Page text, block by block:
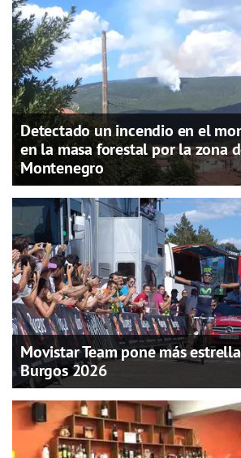
Detectado un incendio en el
en la masa forestal por la zona
Montenegro
Movistar Team pone más
Burgos 2026